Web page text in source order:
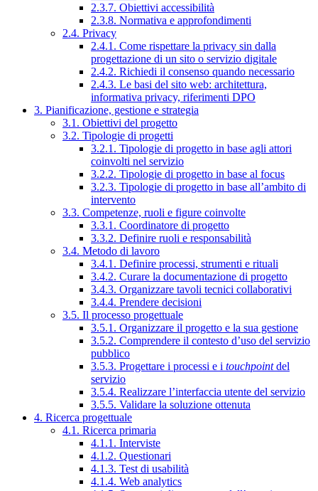
2.3.7. Obiettivi accessibilità
2.3.8. Normativa e approfondimenti
2.4. Privacy
2.4.1. Come rispettare la privacy sin dalla
progettazione di un sito o servizio digitale
2.4.2. Richiedi il consenso quando necessario
2.4.3. Le basi del sito web: architettura,
informativa privacy, riferimenti DPO
3. Pianificazione, gestione e strategia
3.1. Obiettivi del progetto
3.2. Tipologie di progetti
3.2.1. Tipologie di progetto in base agli attori
coinvolti nel servizio
3.2.2. Tipologie di progetto in base al focus
3.2.3. Tipologie di progetto in base all’ambito di
intervento
3.3. Competenze, ruoli e figure coinvolte
3.3.1. Coordinatore di progetto
3.3.2. Definire ruoli e responsabilità
3.4. Metodo di lavoro
3.4.1. Definire processi, strumenti e rituali
3.4.2. Curare la documentazione di progetto
3.4.3. Organizzare tavoli tecnici collaborativi
3.4.4. Prendere decisioni
3.5. Il processo progettuale
3.5.1. Organizzare il progetto e la sua gestione
3.5.2. Comprendere il contesto d’uso del servizio
pubblico
3.5.3. Progettare i processi e i touchpointdel
servizio
3.5.4. Realizzare l’interfaccia utente del servizio
3.5.5. Validare la soluzione ottenuta
4. Ricerca progettuale
4.1. Ricerca primaria
4.1.1. Interviste
4.1.2. Questionari
4.1.3. Test di usabilità
4.1.4. Web analytics